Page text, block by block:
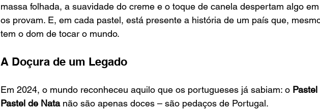
massa folhada, a suavidade do creme e o toque de canela despertam algo
os provam. E, em cada pastel, está presente a história de um país que,
tem o dom de tocar o mundo.
A Doçura de um Legado
Em 2024, o mundo reconheceu aquilo que os portugueses já sabiam: o
Pastel de Nata não são apenas doces – são pedaços de Portugal.